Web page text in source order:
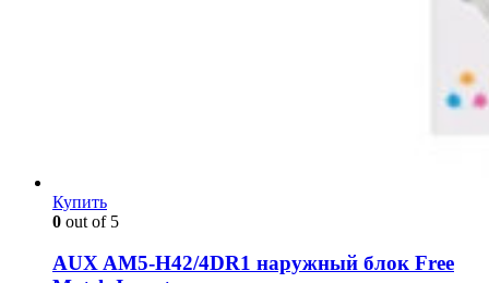
Купить
0 out of 5
AUX AM5-H42/4DR1 наружный блок Free